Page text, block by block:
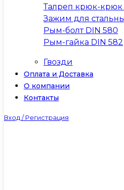
Талреп крюк-крюк
Зажим для
Рым-болт DIN 580
Рым-гайка DIN 582
Гвозди
Оплата и Доставка
О компании
Контакты
Вход / Регистрация